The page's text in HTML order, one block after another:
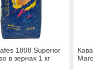
1808 Superior
в зернах 1 кг